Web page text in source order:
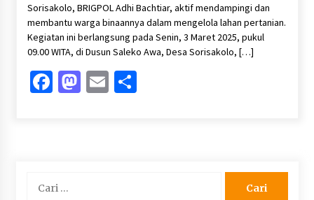
Sorisakolo, BRIGPOL Adhi Bachtiar, aktif mendampingi dan
membantu warga binaannya dalam mengelola lahan pertanian.
Kegiatan ini berlangsung pada Senin, 3 Maret 2025, pukul
09.00 WITA, di Dusun Saleko Awa, Desa Sorisakolo, […]
Facebook
Mastodon
EmailShare
untuk: